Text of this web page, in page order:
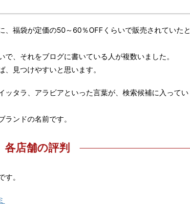
、福袋が定価の50～60％OFFくらいで販売されていたと
、それをブログに書いている人が複数いました。
見つけやすいと思います。
ッタラ、アラビアといった言葉が、検索候補に入ってい
ンドの名前です。
各店舗の評判
。